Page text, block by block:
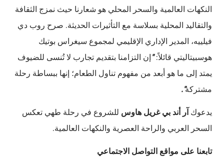
النكهات العالمية والسحر المحلي هو شعارنا حيث نمزج الثقافة
والتقاليد المحلية بسلاسة مع التأثيرات الحديثة. صرح روب دي
فيلييه، المدير الإداري الإقليمي لمجموع سيغراس بوتيك
هوسبيتاليتي قائلاً:" إن التزامنا بتقديم تجارب لا تُنسى للضيوف
يمتد إلى ما هو أبعد من مفهوم تناول الطعام؛ إنها ببساطة رحلة
مشتركة".
يدعوك آر أند بي غريل هاوس للشروع في رحلة طهي تعكس
السحر العربي والراحة العصرية والنكهات العالمية.
تابعنا على مواقع التواصل الاجتماعي